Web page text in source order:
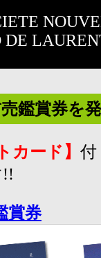
鑑賞券を
カード】 付
賞券